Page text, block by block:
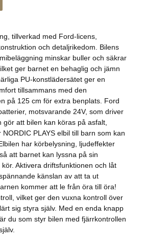
tillverkad med Ford-licens,
och detaljrikedom. Bilens
minskar buller och säkrar
ger barnet en behaglig och jämn
PU-konstlädersätet ger en
tillsammans med den
på 125 cm för extra benplats. Ford
motsvarande 24V, som driver
gör att bilen kan köras på asfalt,
PLAYS elbil till barn som kan
har körbelysning, ljudeffekter
att barnet kan lyssna på sin
Aktivera driftsfunktionen och låt
känslan av att ta ut
kommer att le från öra till öra!
vilket ger den vuxna kontroll över
sig styra själv. Med en enda knapp
du som styr bilen med fjärrkontrollen